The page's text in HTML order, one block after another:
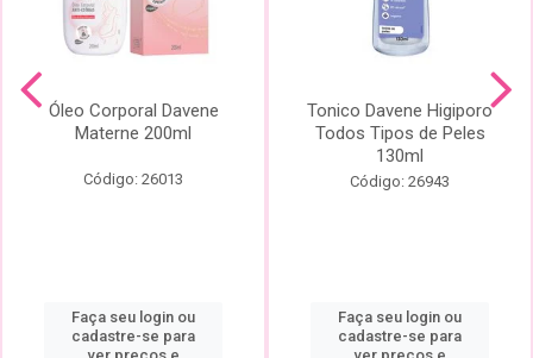
Óleo Corporal Davene
Materne 200ml
Código: 26013
Faça seu login ou
cadastre-se para
Tonico Davene Higiporo
Todos Tipos de Peles
130ml
Código: 26943
Faça seu login ou
cadastre-se para